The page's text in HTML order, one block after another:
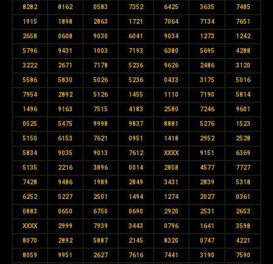
8282 8162 0583 7352 6425 3635 7485
1915 1898 2863 1721 7064 7134 7651
2658 0608 9030 6041 9034 1273 1242
5796 9431 1003 7193 6380 5695 4288
3222 2671 7178 5236 9626 2486 3120
5586 5830 5026 5236 0433 3175 5016
7954 2892 5126 1455 1110 7190 5814
1496 9163 7515 4183 2580 7246 9601
0525 5475 9998 9837 8881 5276 1523
5150 6153 7621 0951 1418 2952 2528
5834 9035 9013 7612 XXXX 9151 6369
5135 2216 3896 0014 2858 4577 7727
7428 9486 1989 2849 3431 2839 5318
6252 5227 2501 1494 1274 2027 0361
0883 0650 6750 0690 2920 2531 2653
XXXX 2999 7939 3443 0796 1641 3598
8070 2892 5887 2145 8320 0747 4221
8059 9951 2627 7616 7441 3190 7590